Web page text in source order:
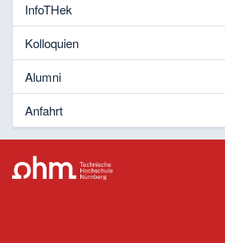
InfoTHek
Kolloquien
Alumni
Anfahrt